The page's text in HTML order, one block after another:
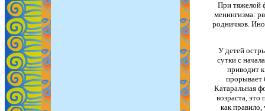
При тяжелой
менингизма:
родничков.
У детей
сутки с
приводит
прорывает
Катаральная
возраста,
как